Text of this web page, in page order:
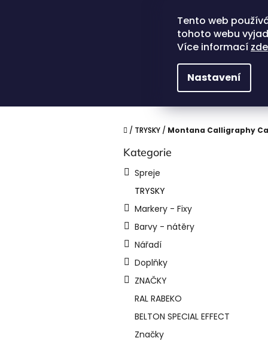
Tento web
tohoto webu
Více informací zde
Nastavení
Domů
/ TRYSKY / Montana Calligraphy
Přeskočit
Kategorie
Spreje
TRYSKY
Markery - Fixy
Barvy - nátěry
Nářadí
Doplňky
ZNAČKY
RAL RABEKO
BELTON SPECIAL EFFECT
Značky